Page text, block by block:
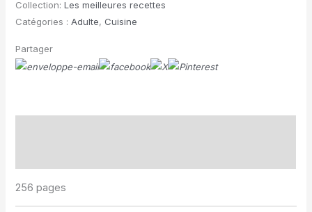
Collection:Les meilleures recettes
Catégories :Adulte,Cuisine
Partager
256 pages